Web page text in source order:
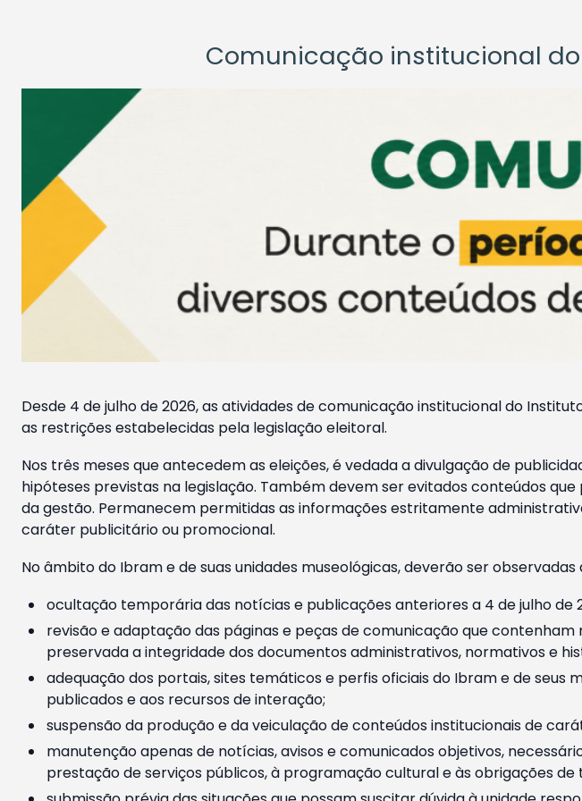
Comunicação institucional
Desde 4 de julho de 2026, as atividades de comunicação institucional do
as restrições estabelecidas pela legislação eleitoral.
Nos três meses que antecedem as eleições, é vedada a divulgação de
hipóteses previstas na legislação. Também devem ser evitados conteúdos
da gestão. Permanecem permitidas as informações estritamente
caráter publicitário ou promocional.
No âmbito do Ibram e de suas unidades museológicas, deverão ser observadas
ocultação temporária das notícias e publicações anteriores a 4 de julho
revisão e adaptação das páginas e peças de comunicação que
preservada a integridade dos documentos administrativos, normativos e
adequação dos portais, sites temáticos e perfis oficiais do Ibram e de seus
publicados e aos recursos de interação;
suspensão da produção e da veiculação de conteúdos institucionais de
manutenção apenas de notícias, avisos e comunicados objetivos,
prestação de serviços públicos, à programação cultural e às obrigações de